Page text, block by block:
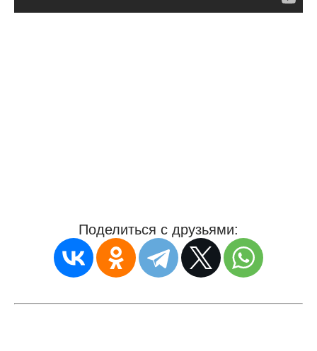
Поделиться с друзьями: